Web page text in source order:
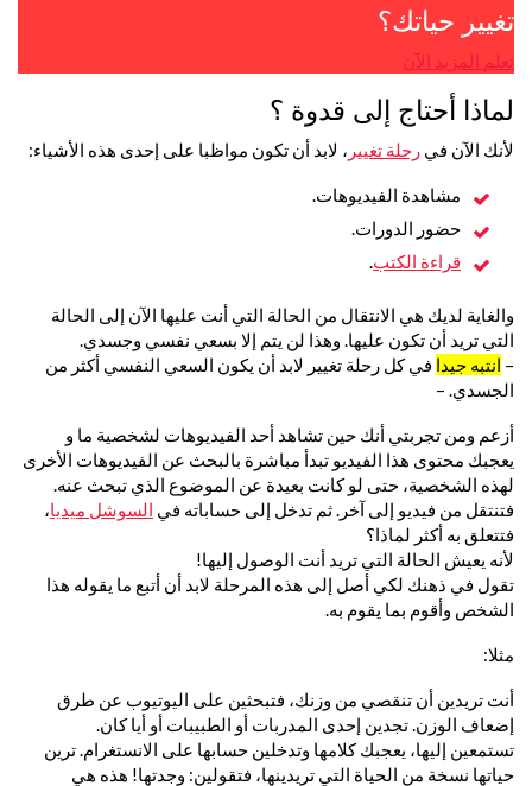
تغيير حياتك؟
تعلم المزيد الآن
لماذا أحتاج إلى قدوة ؟
لأنك الآن في رحلة تغيير ، لابد أن تكون مواظبا على إحدى هذه الأشياء:
مشاهدة الفيديوهات.
حضور الدورات.
قراءة الكتب.
والغاية لديك هي الانتقال من الحالة التي أنت عليها الآن إلى الحالة
التي تريد أن تكون عليها. وهذا لن يتم إلا بسعي نفسي وجسدي.
– انتبه جيدا في كل رحلة تغيير لابد أن يكون السعي النفسي أكثر من
الجسدي. –
أزعم ومن تجربتي أنك حين تشاهد أحد الفيديوهات لشخصية ما و
يعجبك محتوى هذا الفيديو تبدأ مباشرة بالبحث عن الفيديوهات الأخرى
لهذه الشخصية، حتى لو كانت بعيدة عن الموضوع الذي تبحث عنه.
فتنتقل من فيديو إلى آخر. ثم تدخل إلى حساباته في السوشل ميديا،
فتتعلق به أكثر لماذا؟
لأنه يعيش الحالة التي تريد أنت الوصول إليها!
تقول في ذهنك لكي أصل إلى هذه المرحلة لابد أن أتبع ما يقوله هذا
الشخص وأقوم بما يقوم به.
مثلا:
أنت تريدين أن تنقصي من وزنك، فتبحثين على اليوتيوب عن طرق
إضعاف الوزن. تجدين إحدى المدربات أو الطبيبات أو أيا كان.
تستمعين إليها، يعجبك كلامها وتدخلين حسابها على الانستغرام. ترين
حياتها نسخة من الحياة التي تريدينها، فتقولين: وجدتها! هذه هي